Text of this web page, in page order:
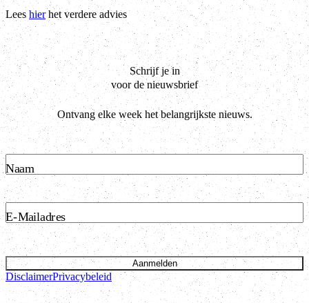
Lees hierhet verdere advies
Schrijf je in
voor de nieuwsbrief
Ontvang elke week het belangrijkste nieuws.
Naam
E-Mailadres
Aanmelden
DisclaimerPrivacybeleid